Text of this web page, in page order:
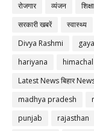
रोजगार
व्यंजन शिक्षा
सरकारी खबरें
स्वास्थ्य
Divya Rashmi
gaya
hariyana
himachal
Latest News बिहार
madhya pradesh
punjab
rajasthan